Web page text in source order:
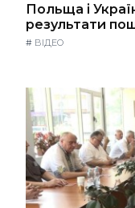
Польща і
результати
# ВІДЕО